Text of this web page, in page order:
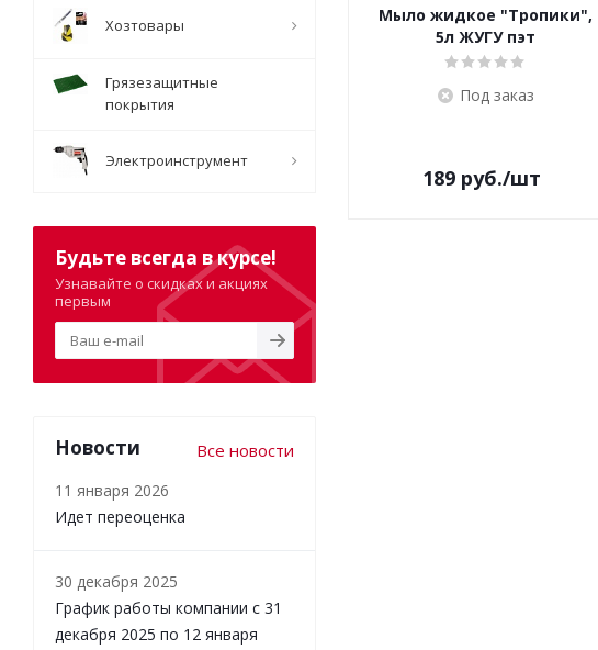
Мыло жидкое "Тропики",
5л ЖУГУ пэт
Под заказ
189 руб./шт
Хозтовары
Грязезащитные
покрытия
Электроинструмент
Будьте всегда в курсе!
Узнавайте о скидках и акциях
первым
Новости Все новости
11 января 2026
Идет переоценка
30 декабря 2025
График работы компании с 31
декабря 2025 по 12 января